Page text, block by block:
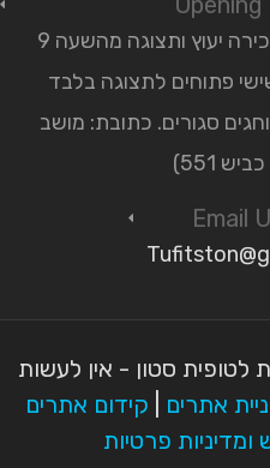
בימים ב׳ ג׳ ד׳ ה׳ פתוחים למכירה יעוץ ותצוגה מהשעה 9
ושישי פתוחים לתצוגה בלבד
13:00 שבת וחגים סגורים. כתובת: מושב
551)
לטופית סטון - אין לעשות
אתרים
קידום אתרים
ומדיניות פרטיות